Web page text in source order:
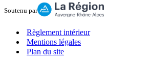
Soutenu par
Règlement intérieur
Mentions légales
Plan du site